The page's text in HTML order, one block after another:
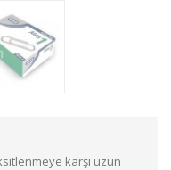
karşı uzun